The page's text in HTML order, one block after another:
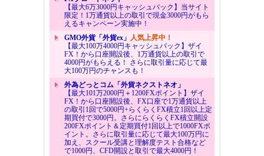
【最大6万3000円キャッシュバック】当サイト
限定！1万通貨以上の取引で現金3000円がもら
えるキャンペーン実施中！
GMO外貨「外貨ex」 人気上昇中！
【最大100万4000円キャッシュバック】ザイ
FX！から口座開設後、1万通貨以上の取引で
4000円がもらえる！ さらに取引量に応じて最
大100万円のチャンスも！
外為どっとコム「外貨ネクストネオ」
【最大101万2000円＋1200FXポイント】ザイ
FX！から口座開設後、FX口座で1万通貨以上
の取引1回で5000円+らくらくFX積立1回以上定
期買付で3000円。さらにらくらくFX積立開設
200FXポイント＆定期買付1回以上で1000FXポ
イント。さらに取引量に応じて最大100万円に
加え、スクール受講と理解度テスト合格など
で1000円、CFD開設と取引で最大4000円！